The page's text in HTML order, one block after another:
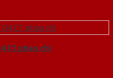
C1 phao chi